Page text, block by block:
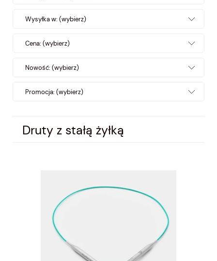
Wysyłka w: (wybierz)
Cena: (wybierz)
Nowość: (wybierz)
Promocja: (wybierz)
Druty z stałą żyłką